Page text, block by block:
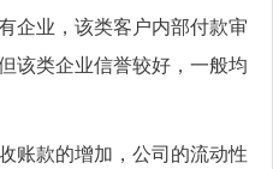
企业，该类客户内部付款审
该类企业信誉较好，一般均
款的增加，公司的流动性